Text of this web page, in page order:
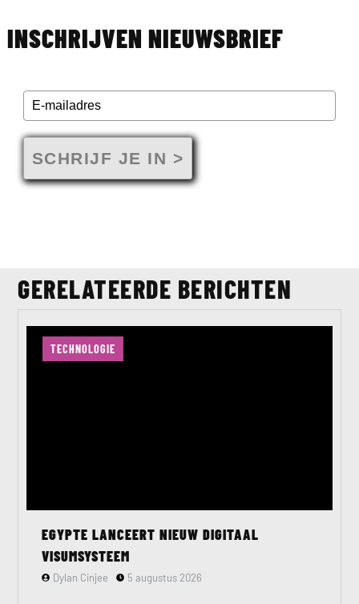
INSCHRIJVEN NIEUWSBRIEF
SCHRIJF JE IN >
GERELATEERDE BERICHTEN
TECHNOLOGIE
EGYPTE LANCEERT NIEUW DIGITAAL
VISUMSYSTEEM
Dylan Cinjee 5 augustus 2026